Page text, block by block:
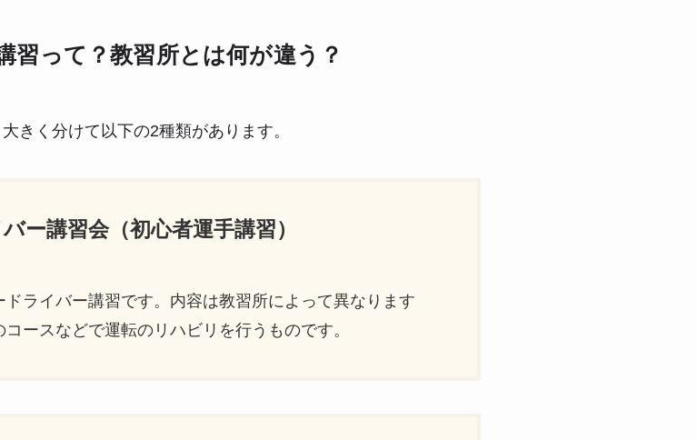
習って？教習所とは何が違う？
きく分けて以下の2種類があります。
ー講習会（初心者運手講習）
ライバー講習です。内容は教習所によって異なります
ースなどで運転のリハビリを行うものです。